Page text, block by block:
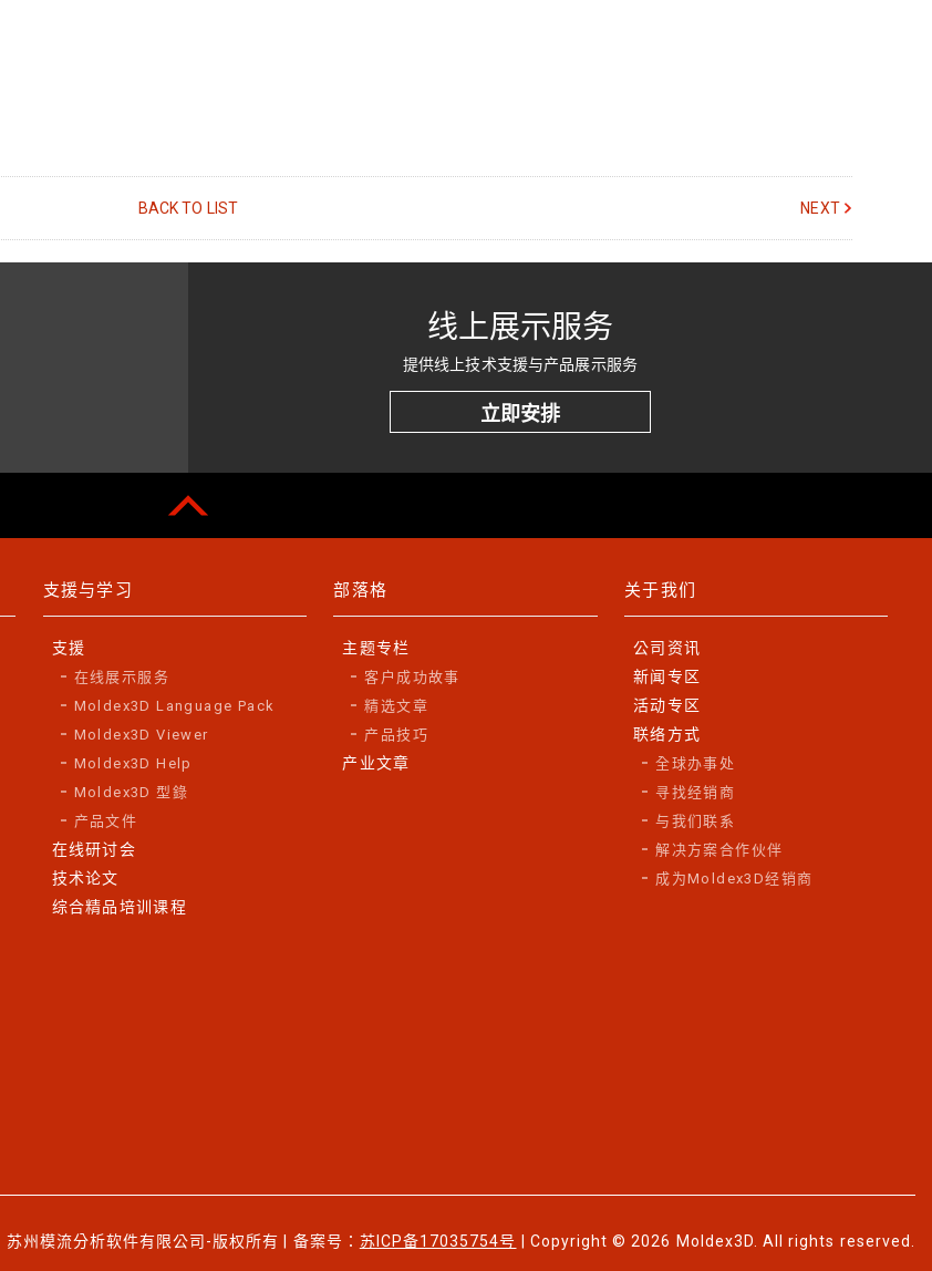
BACK TO LIST NEXT
线上展示服务
提供线上技术支援与产品展示服务
立即安排
支援与学习
支援
在线展示服务
Moldex3D Language Pack
Moldex3D Viewer
Moldex3D Help
Moldex3D 型錄
产品文件
在线研讨会
技术论文
综合精品培训课程
部落格
主题专栏
客户成功故事
精选文章
产品技巧
产业文章
关于我们
公司资讯
新闻专区
活动专区
联络方式
全球办事处
寻找经销商
与我们联系
解决方案合作伙伴
成为Moldex3D经销商
| 苏州模流分析软件有限公司-版权所有 | 备案号： 苏ICP备17035754号 | Copyright © 2026 Moldex3D. All rights reserved.